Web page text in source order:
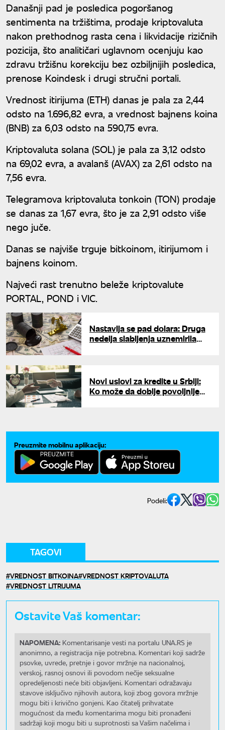
Današnji pad je posledica pogoršanog
sentimenta na tržištima, prodaje kriptovaluta
nakon prethodnog rasta cena i likvidacije rizičnih
pozicija, što analitičari uglavnom ocenjuju kao
zdravu tržišnu korekciju bez ozbiljnijih posledica,
prenose Koindesk i drugi stručni portali.
Vrednost itirijuma (ETH) danas je pala za 2,44
odsto na 1.696,82 evra, a vrednost bajnens koina
(BNB) za 6,03 odsto na 590,75 evra.
Kriptovaluta solana (SOL) je pala za 3,12 odsto
na 69,02 evra, a avalanš (AVAX) za 2,61 odsto na
7,56 evra.
Telegramova kriptovaluta tonkoin (TON) prodaje
se danas za 1,67 evra, što je za 2,91 odsto više
nego juče.
Danas se najviše trguje bitkoinom, itirijumom i
bajnens koinom.
Najveći rast trenutno beleže kriptovalute
PORTAL, POND i VIC.
Nastavlja se pad dolara: Druga
nedelja slabljenja uznemirila
Novi uslovi za kredite u Srbiji:
Ko može da dobije povoljnije
Preuzmite mobilnu aplikaciju:
Podeli:
TAGOVI
VREDNOST BITKOINA VREDNOST KRIPTOVALUTA
VREDNOST LITRIJUMA
Ostavite Vaš komentar:
NAPOMENA: Komentarisanje vesti na portalu UNA.RS je
anonimno, a registracija nije potrebna. Komentari koji sadrže
psovke, uvrede, pretnje i govor mržnje na nacionalnoj,
verskoj, rasnoj osnovi ili povodom nečije seksualne
opredeljenosti neće biti objavljeni. Komentari odražavaju
stavove isključivo njihovih autora, koji zbog govora mržnje
mogu biti i krivično gonjeni. Kao čitatelj prihvatate
mogućnost da među komentarima mogu biti pronađeni
sadržaji koji mogu biti u suprotnosti sa Vašim načelima i